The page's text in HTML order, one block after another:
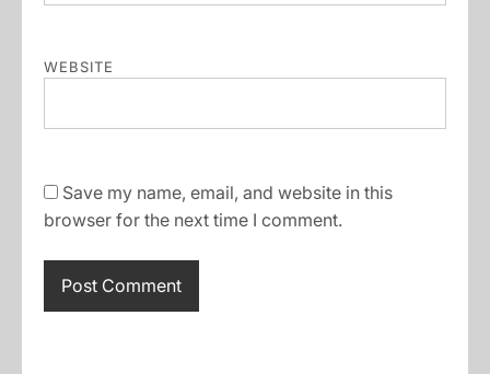
WEBSITE
Save my name, email, and website in this
browser for the next time I comment.